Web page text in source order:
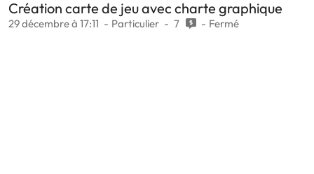
Création carte de jeu avec charte graphique
29 décembre à 17:11 Particulier 7 Fermé